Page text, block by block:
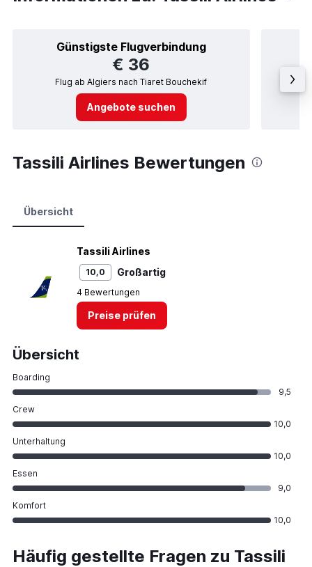
Günstigste Flugverbindung
€ 36
Flug ab Algiers nach Tiaret Bouchekif
Angebote suchen
Tassili Airlines Bewertungen
Übersicht
Tassili Airlines
10,0 Großartig
4 Bewertungen
Preise prüfen
Übersicht
Boarding
9,5
Crew
10,0
Unterhaltung
10,0
Essen
9,0
Komfort
10,0
Häufig gestellte Fragen zu Tassili